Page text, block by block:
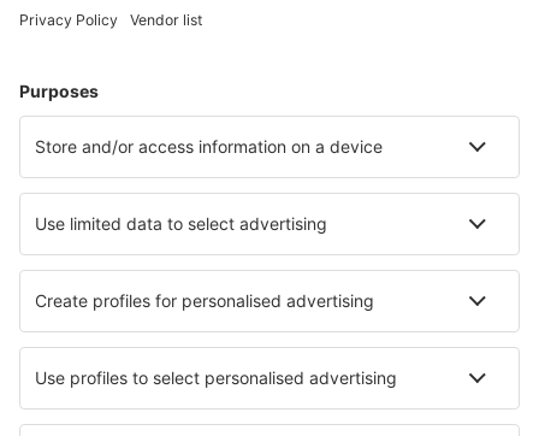
Nejvyhledávanější hotely uživateli eSky
Hotely v Miláně Hotely ve Florencii Hotely v Římě
Hotely in Levanto Hotely in La Spezia
Hotely v Taormině Hotely in Forio
Nejlepší hotely - města
Hotely in Schilde Hotely in Sainte Anne
Hotely in Rosseau Hotely in Capbreton